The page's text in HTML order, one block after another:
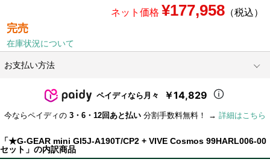
ネット価格 ¥177,958（税込）
完売
在庫状況について
お支払い方法
ペイディなら月々 ￥14,829
今ならペイディの 3・6・12回あと払い 分割手数料無料！ → 詳細はこちら
「★G-GEAR mini GI5J-A190T/CP2 + VIVE Cosmos 99HARL006-00
セット」の内訳商品